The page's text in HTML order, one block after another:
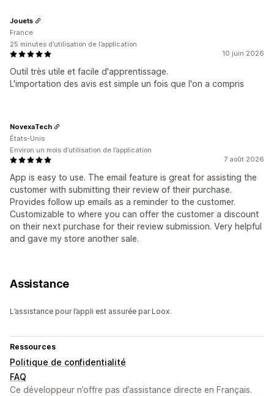
10 juin 2026
Outil très utile et facile d'apprentissage.
L'importation des avis est simple un fois que l'on a compris
Jouets
France
25 minutes d’utilisation de l’application
7 août 2026
App is easy to use. The email feature is great for assisting the
customer with submitting their review of their purchase.
Provides follow up emails as a reminder to the customer.
Customizable to where you can offer the customer a discount
on their next purchase for their review submission. Very helpful
and gave my store another sale.
NovexaTech
États-Unis
Environ un mois d’utilisation de l’application
Assistance
L’assistance pour l’appli est assurée par Loox.
Ressources
Politique de confidentialité
FAQ
Ce développeur n’offre pas d’assistance directe en Français.